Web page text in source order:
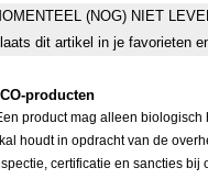
(NOG) NIET
dit artikel in je favorieten
producten
product mag alleen
houdt in opdracht van de
certificatie en sancties